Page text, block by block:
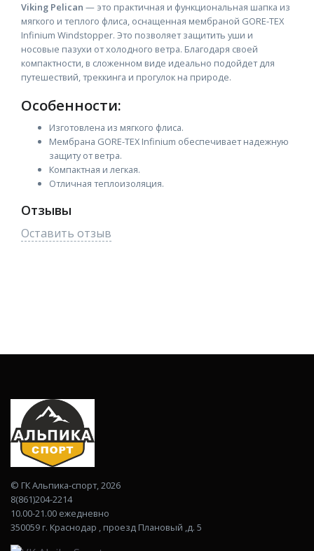
Viking Pelican — это практичная и функциональная шапка из
мягкого и теплого флиса, оснащенная мембраной GORE-TEX
Infinium Windstopper. Это позволяет защитить уши и
носовые пазухи от холодного ветра. Благодаря своей
компактности, в сложенном виде идеально подойдет для
путешествий, треккинга и прогулок на природе.
Особенности:
Изготовлена из мягкого флиса.
Мембрана GORE-TEX Infinium обеспечивает надежную
защиту от ветра.
Компактная и легкая.
Отличная теплоизоляция.
Отзывы
Оставить отзыв
© ГК Альпика-спорт, 2026
8(861)204-2214
10.00-21.00 ежедневно
350059 г. Краснодар , проезд Плановый ,д. 5